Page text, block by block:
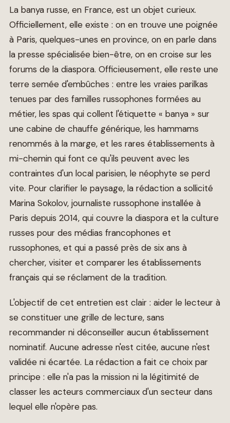
La banya russe, en France, est un objet curieux.
Officiellement, elle existe : on en trouve une poignée
à Paris, quelques-unes en province, on en parle dans
la presse spécialisée bien-être, on en croise sur les
forums de la diaspora. Officieusement, elle reste une
terre semée d'embûches : entre les vraies parilkas
tenues par des familles russophones formées au
métier, les spas qui collent l'étiquette « banya » sur
une cabine de chauffe générique, les hammams
renommés à la marge, et les rares établissements à
mi-chemin qui font ce qu'ils peuvent avec les
contraintes d'un local parisien, le néophyte se perd
vite. Pour clarifier le paysage, la rédaction a sollicité
Marina Sokolov, journaliste russophone installée à
Paris depuis 2014, qui couvre la diaspora et la culture
russes pour des médias francophones et
russophones, et qui a passé près de six ans à
chercher, visiter et comparer les établissements
français qui se réclament de la tradition.
L'objectif de cet entretien est clair : aider le lecteur à
se constituer une grille de lecture, sans
recommander ni déconseiller aucun établissement
nominatif. Aucune adresse n'est citée, aucune n'est
validée ni écartée. La rédaction a fait ce choix par
principe : elle n'a pas la mission ni la légitimité de
classer les acteurs commerciaux d'un secteur dans
lequel elle n'opère pas.